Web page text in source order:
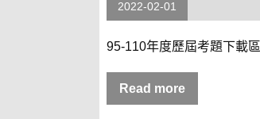
2022-02-01
95-110年度歷屆考題下載區
Read more